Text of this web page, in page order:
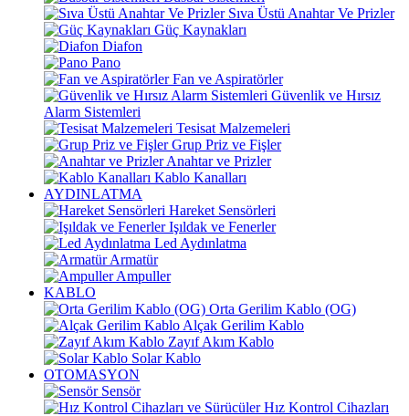
Sıva Üstü Anahtar Ve Prizler
Güç Kaynakları
Diafon
Pano
Fan ve Aspiratörler
Güvenlik ve Hırsız
Alarm Sistemleri
Tesisat Malzemeleri
Grup Priz ve Fişler
Anahtar ve Prizler
Kablo Kanalları
AYDINLATMA
Hareket Sensörleri
Işıldak ve Fenerler
Led Aydınlatma
Armatür
Ampuller
KABLO
Orta Gerilim Kablo (OG)
Alçak Gerilim Kablo
Zayıf Akım Kablo
Solar Kablo
OTOMASYON
Sensör
Hız Kontrol Cihazları